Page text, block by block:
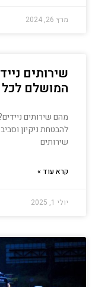
מרץ 26, 2024
שירותים
המושלם לכל
מהם שירותים
להבטחת ניקיון
שירותים
קרא עוד »
יולי 1, 2025